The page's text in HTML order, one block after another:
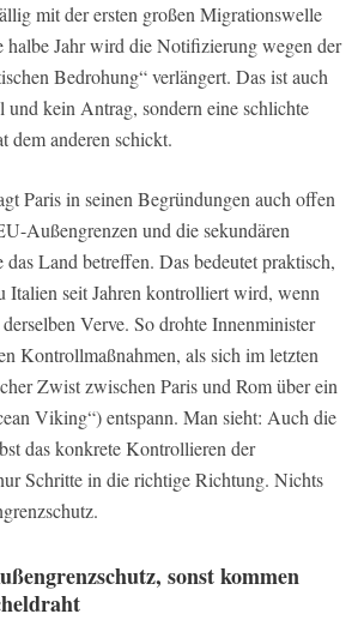
mit der ersten großen Migrationswelle
halbe Jahr wird die Notifizierung wegen der
Bedrohung“ verlängert. Das ist auch
und kein Antrag, sondern eine schlichte
dem anderen schickt.
Paris in seinen Begründungen auch offen
Außengrenzen und die sekundären
Land betreffen. Das bedeutet praktisch,
Italien seit Jahren kontrolliert wird, wenn
Verve. So drohte Innenminister
Kontrollmaßnahmen, als sich im letzten
Zwist zwischen Paris und Rom über ein
Viking“) entspann. Man sieht: Auch die
das konkrete Kontrollieren der
Schritte in die richtige Richtung. Nichts
sonst kommen